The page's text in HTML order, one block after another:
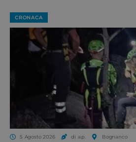
CRONACA
5 Agosto 2026 di a.p. Bognanco